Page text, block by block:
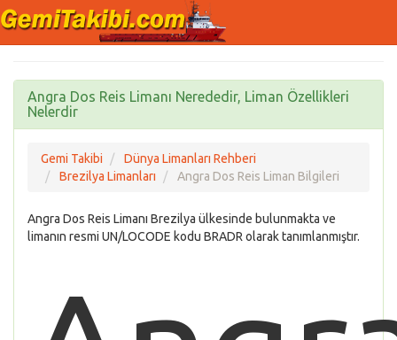
Angra Dos Reis Limanı Nerededir, Liman Özellikleri
Nelerdir
Gemi Takibi
Dünya Limanları Rehberi
Brezilya Limanları
Angra Dos Reis Liman Bilgileri
Angra Dos Reis Limanı Brezilya ülkesinde bulunmakta ve
limanın resmi UN/LOCODE kodu BRADR olarak tanımlanmıştır.